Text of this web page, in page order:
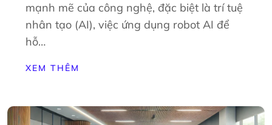
mạnh mẽ của công nghệ, đặc biệt là trí tuệ
nhân tạo (AI), việc ứng dụng robot AI để
hỗ…
XEM THÊM